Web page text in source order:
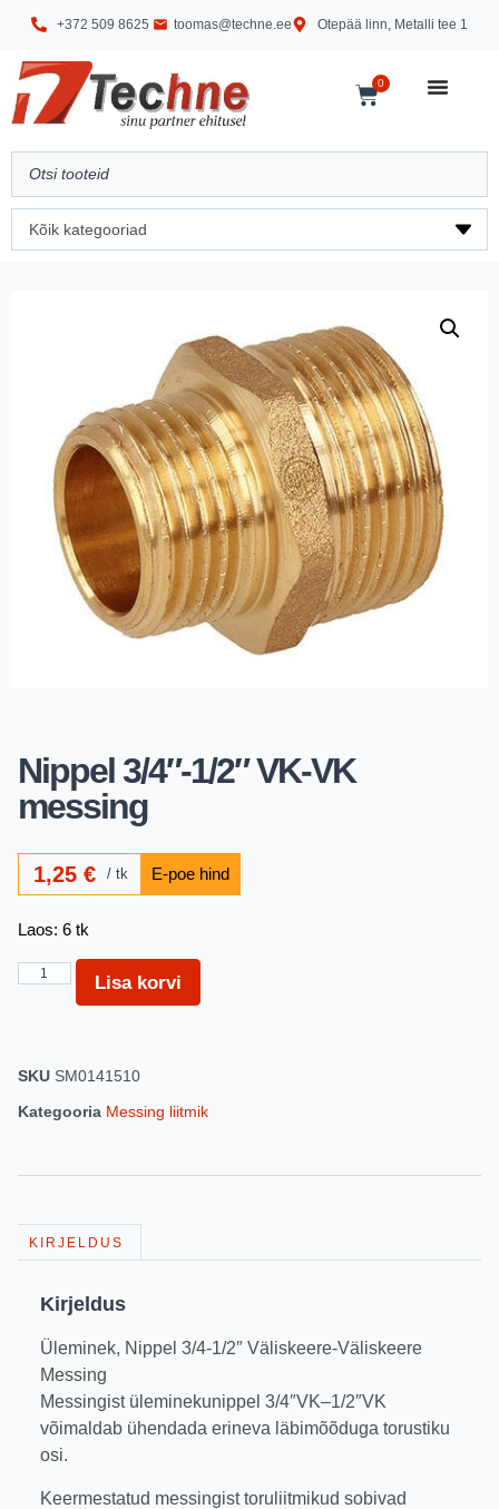
+372 509 8625 toomas@techne.ee Otepää linn, Metalli tee 1
0
Nippel 3/4″-1/2″ VK-VK
messing
1,25€ tk
Laos: 6 tk
Lisa korvi
SKU SM0141510
Kategooria Messing liitmik
KIRJELDUS
Kirjeldus
Üleminek, Nippel 3/4-1/2″ Väliskeere-Väliskeere
Messing
Messingist üleminekunippel 3/4″VK–1/2″VK
võimaldab ühendada erineva läbimõõduga torustiku
osi.
Keermestatud messingist toruliitmikud sobivad